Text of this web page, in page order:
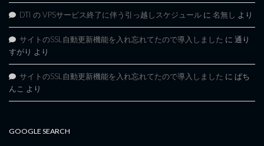
DTI の VPSサービス終了に伴う引っ越しスケジュール に 名無し より
サイトのSSL自動更新機能を入れ忘れてたので導入しました に 通り
すがり より
サイトのSSL自動更新機能を入れ忘れてたので導入しました に ぱち
んこ より
GOOGLE SEARCH